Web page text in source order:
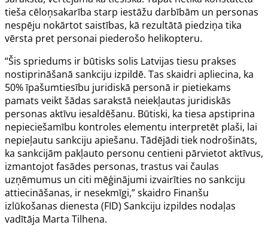
tieša cēloņsakarība starp iestāžu darbībām un personas
nespēju nokārtot saistības, kā rezultātā piedziņa tika
vērsta pret personai piederošo helikopteru.
“Šis spriedums ir būtisks solis Latvijas tiesu prakses
nostiprināšanā sankciju izpildē. Tas skaidri apliecina, ka
50% īpašumtiesību juridiskā personā ir pietiekams
pamats veikt šādas sarakstā neiekļautas juridiskās
personas aktīvu iesaldēšanu. Būtiski, ka tiesa apstiprina
nepieciešamību kontroles elementu interpretēt plaši, lai
nepieļautu sankciju apiešanu. Tādējādi tiek nodrošināts,
ka sankcijām pakļauto personu centieni pārvietot aktīvus,
izmantojot fasādes personas, trastus vai čaulas
uzņēmumus un citi mēģinājumi izvairīties no sankciju
attiecināšanas, ir nesekmīgi,” skaidro Finanšu
izlūkošanas dienesta (FID) Sankciju izpildes nodaļas
vadītāja Marta Tilhena.